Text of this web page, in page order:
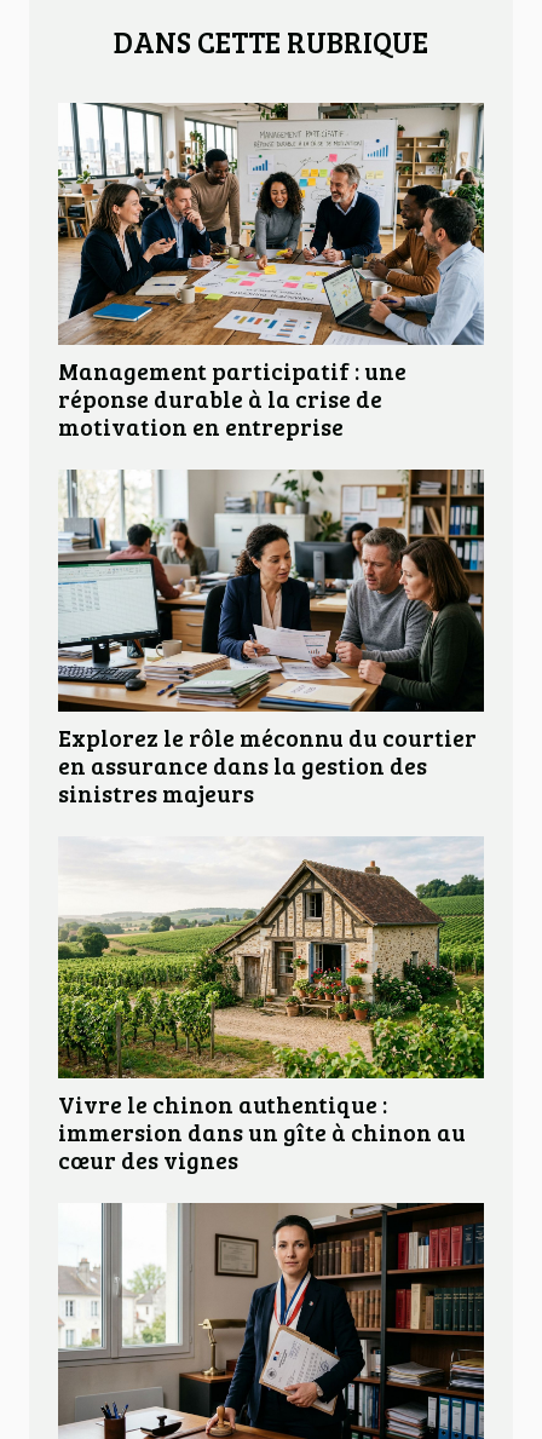
DANS CETTE RUBRIQUE
Management participatif : une
réponse durable à la crise de
motivation en entreprise
Explorez le rôle méconnu du courtier
en assurance dans la gestion des
sinistres majeurs
Vivre le chinon authentique :
immersion dans un gîte à chinon au
cœur des vignes